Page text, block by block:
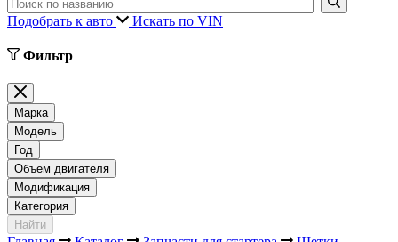
Подобрать к авто Искать по VIN
Фильтр
Марка
Модель
Год
Объем двигателя
Модификация
Категория
Найти